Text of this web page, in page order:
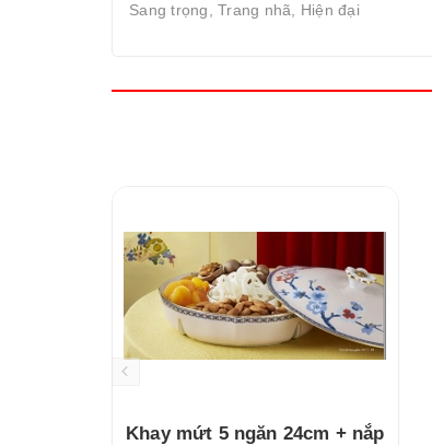
Sang trọng, Trang nhã, Hiện đại
Khay mứt 5 ngăn 24cm + nắp